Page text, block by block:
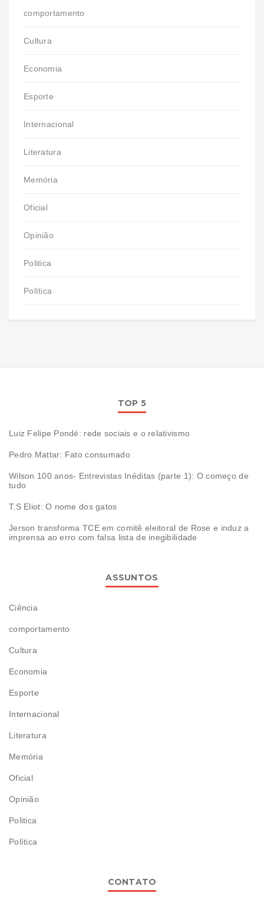
comportamento
Cultura
Economia
Esporte
Internacional
Literatura
Memória
Oficial
Opinião
Politica
Política
TOP 5
Luiz Felipe Pondé: rede sociais e o relativismo
Pedro Mattar: Fato consumado
Wilson 100 anos- Entrevistas Inéditas (parte 1): O começo de
tudo
T.S Eliot: O nome dos gatos
Jerson transforma TCE em comitê eleitoral de Rose e induz a
imprensa ao erro com falsa lista de inegibilidade
ASSUNTOS
Ciência
comportamento
Cultura
Economia
Esporte
Internacional
Literatura
Memória
Oficial
Opinião
Politica
Política
CONTATO